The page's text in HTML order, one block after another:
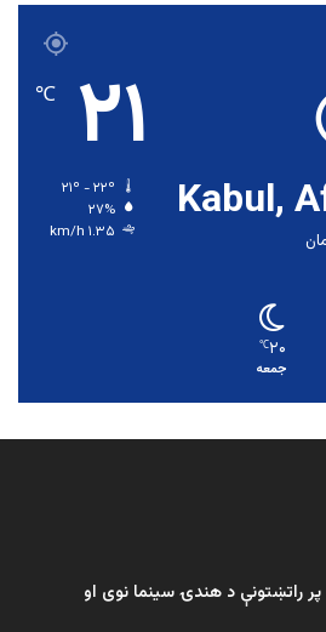
Kabul,
۲۱ ℃
۲۷%
۱.۳۵ km/h
۲۰℃
جمعه
راتښتونې د هندۍ سینما نوی او